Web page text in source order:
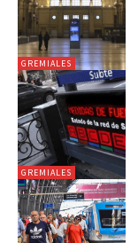
GREMIALES
GREMIALES